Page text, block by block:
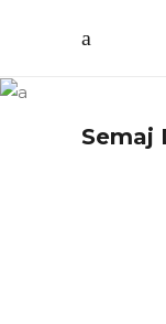
Semaj